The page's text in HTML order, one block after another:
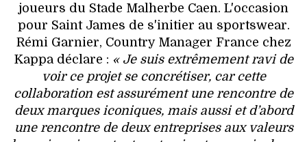
joueurs du Stade Malherbe Caen. L'occasion
pour Saint James de s'initier au sportswear.
Rémi Garnier, Country Manager France chez
Kappa déclare : « Je suis extrêmement ravi de
voir ce projet se concrétiser, car cette
collaboration est assurément une rencontre de
deux marques iconiques, mais aussi et d’abord
une rencontre de deux entreprises aux valeurs